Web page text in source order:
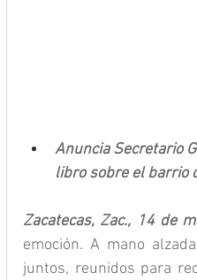
Anuncia Secretario
libro sobre el barrio
Zacatecas, Zac., 14 de
emoción. A mano
juntos, reunidos para